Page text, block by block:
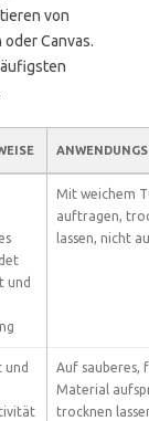
von
Canvas.
und
Mit weichem
auftragen,
lassen, nicht
und
Auf sauberes,
Material
trocknen